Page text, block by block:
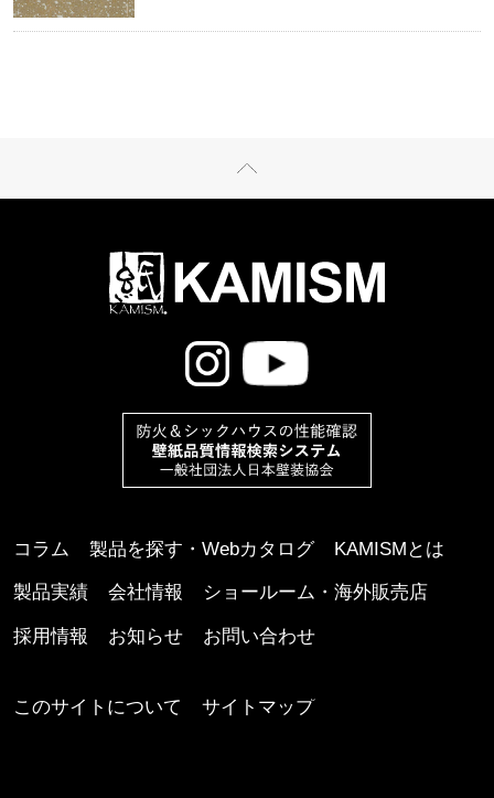
コラム 製品を探す・Webカタログ KAMISMとは
製品実績 会社情報 ショールーム・海外販売店
採用情報 お知らせ お問い合わせ
このサイトについて サイトマップ